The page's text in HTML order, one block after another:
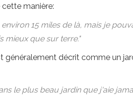
manière:
15 miles de là, mais je
mieux que sur terre."
généralement décrit comme un
le plus beau jardin que j'aie